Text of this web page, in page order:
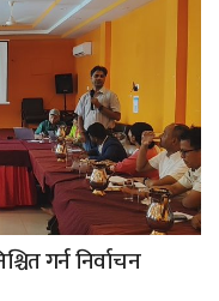
गर्न निर्वाचन